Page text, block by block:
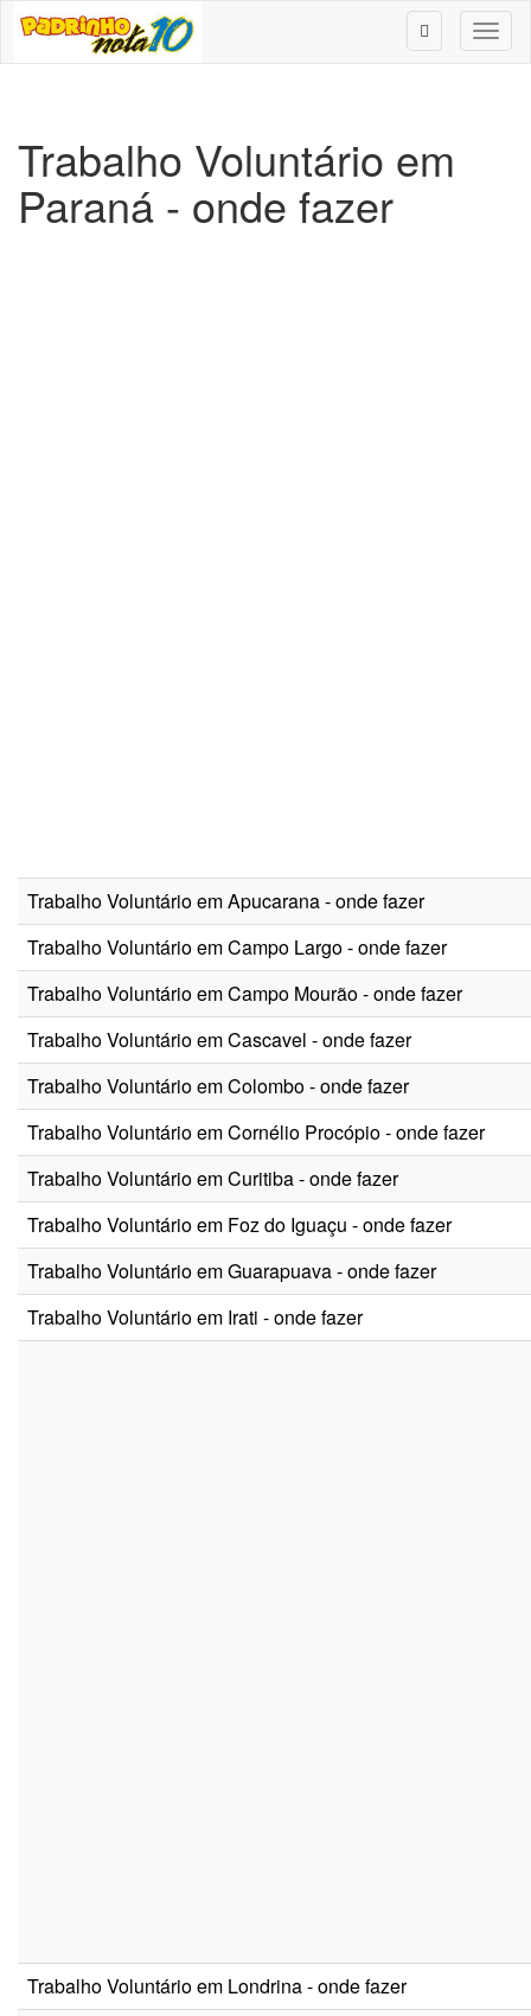
Trabalho Voluntário em
Paraná - onde fazer
Trabalho Voluntário em Apucarana - onde fazer
Trabalho Voluntário em Campo Largo - onde fazer
Trabalho Voluntário em Campo Mourão - onde fazer
Trabalho Voluntário em Cascavel - onde fazer
Trabalho Voluntário em Colombo - onde fazer
Trabalho Voluntário em Cornélio Procópio - onde fazer
Trabalho Voluntário em Curitiba - onde fazer
Trabalho Voluntário em Foz do Iguaçu - onde fazer
Trabalho Voluntário em Guarapuava - onde fazer
Trabalho Voluntário em Irati - onde fazer
Trabalho Voluntário em Londrina - onde fazer